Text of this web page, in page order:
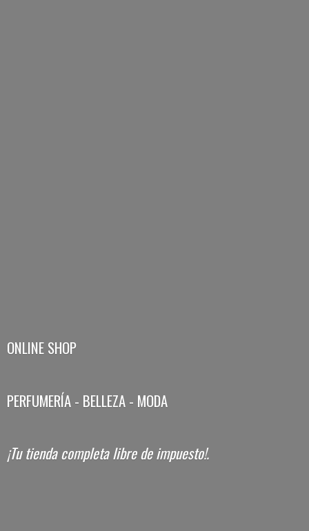
ONLINE SHOP
PERFUMERÍA - BELLEZA - MODA
¡Tu tienda completa librede impuesto!.